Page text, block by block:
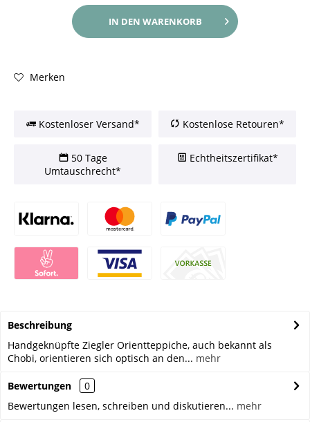
IN DEN WARENKORB
Merken
Kostenloser Versand* Kostenlose Retouren*
50 Tage
Umtauschrecht*
Echtheitszertifikat*
Beschreibung
Handgeknüpfte Ziegler Orientteppiche, auch bekannt als
Chobi, orientieren sich optisch an den... mehr
Bewertungen
0
Bewertungen lesen, schreiben und diskutieren... mehr